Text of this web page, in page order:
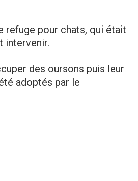
refuge pour chats, qui était
intervenir.
des oursons puis leur
adoptés par le